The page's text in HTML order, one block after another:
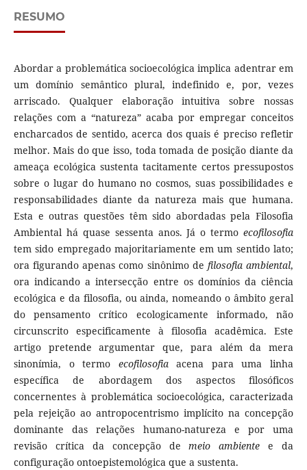
RESUMO
Abordar a problemática socioecológica implica adentrar em
um domínio semântico plural, indefinido e, por, vezes
arriscado. Qualquer elaboração intuitiva sobre nossas
relações com a “natureza” acaba por empregar conceitos
encharcados de sentido, acerca dos quais é preciso refletir
melhor. Mais do que isso, toda tomada de posição diante da
ameaça ecológica sustenta tacitamente certos pressupostos
sobre o lugar do humano no cosmos, suas possibilidades e
responsabilidades diante da natureza mais que humana.
Esta e outras questões têm sido abordadas pela Filosofia
Ambiental há quase sessenta anos. Já o termoecofilosofia
tem sido empregado majoritariamente em um sentido lato;
ora figurando apenas como sinônimo de filosofia ambiental,
ora indicando a intersecção entre os domínios da ciência
ecológica e da filosofia, ou ainda, nomeando o âmbito geral
do pensamento crítico ecologicamente informado, não
circunscrito especificamente à filosofia acadêmica. Este
artigo pretende argumentar que, para além da mera
sinonímia, o termo ecofilosofiaacena para uma linha
específica de abordagem dos aspectos filosóficos
concernentes à problemática socioecológica, caracterizada
pela rejeição ao antropocentrismo implícito na concepção
dominante das relações humano-natureza e por uma
revisão crítica da concepção demeioambiente e da
configuração ontoepistemológica que a sustenta.